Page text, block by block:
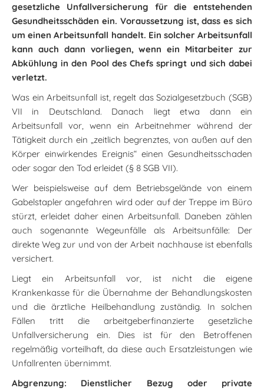
gesetzliche Unfallversicherung für die entstehenden
Gesundheitsschäden ein. Voraussetzung ist, dass es sich
um einen Arbeitsunfall handelt. Ein solcher Arbeitsunfall
kann auch dann vorliegen, wenn ein Mitarbeiter zur
Abkühlung in den Pool des Chefs springt und sich dabei
verletzt.
Was ein Arbeitsunfall ist, regelt das Sozialgesetzbuch (SGB)
VII in Deutschland. Danach liegt etwa dann ein
Arbeitsunfall vor, wenn ein Arbeitnehmer während der
Tätigkeit durch ein „zeitlich begrenztes, von außen auf den
Körper einwirkendes Ereignis“ einen Gesundheitsschaden
oder sogar den Tod erleidet (§ 8 SGB VII).
Wer beispielsweise auf dem Betriebsgelände von einem
Gabelstapler angefahren wird oder auf der Treppe im Büro
stürzt, erleidet daher einen Arbeitsunfall. Daneben zählen
auch sogenannte Wegeunfälle als Arbeitsunfälle: Der
direkte Weg zur und von der Arbeit nachhause ist ebenfalls
versichert.
Liegt ein Arbeitsunfall vor, ist nicht die eigene
Krankenkasse für die Übernahme der Behandlungskosten
und die ärztliche Heilbehandlung zuständig. In solchen
Fällen tritt die arbeitgeberfinanzierte gesetzliche
Unfallversicherung ein. Dies ist für den Betroffenen
regelmäßig vorteilhaft, da diese auch Ersatzleistungen wie
Unfallrenten übernimmt.
Abgrenzung: Dienstlicher Bezug oder private